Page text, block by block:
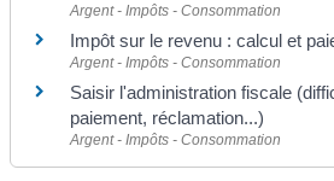
Argent - Impôts - Consommation
Impôt sur le revenu : calcul et
Argent - Impôts - Consommation
Saisir l'administration fiscale
paiement, réclamation...)
Argent - Impôts - Consommation